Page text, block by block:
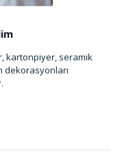
kartonpiyer, seramik
dekorasyonları